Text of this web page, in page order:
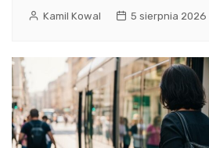
Kamil Kowal 5 sierpnia 2026